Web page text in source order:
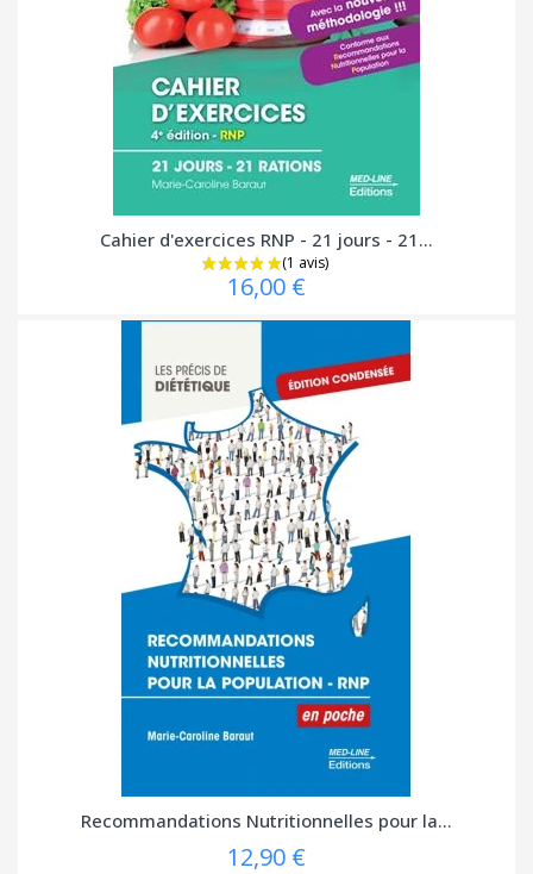
Cahier d'exercices RNP - 21 jours - 21...
16,00 €
Recommandations Nutritionnelles pour la...
12,90 €